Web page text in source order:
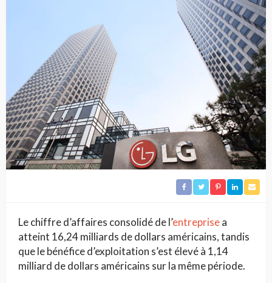
Le chiffre d’affaires consolidé de l’entreprisea
atteint 16,24 milliards de dollars américains, tandis
que le bénéfice d’exploitation s’est élevé à 1,14
milliard de dollars américains sur la même période.